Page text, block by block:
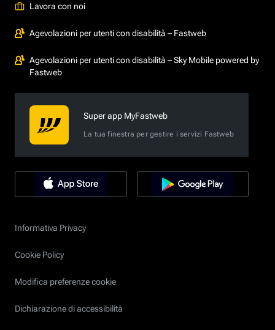
Lavora con noi
Agevolazioni per utenti con disabilità – Fastweb
Agevolazioni per utenti con disabilità – Sky Mobile powered by
Fastweb
Super app MyFastweb
La tua finestra per gestire i servizi Fastweb
Informativa Privacy
Cookie Policy
Modifica preferenze cookie
Dichiarazione di accessibilità